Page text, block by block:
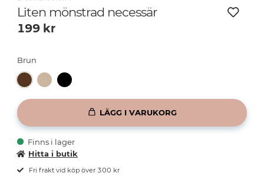
Liten mönstrad necessär
199 kr
Brun
LÄGG I VARUKORG
Finns i lager
Hitta i butik
Fri frakt vid köp över 300 kr